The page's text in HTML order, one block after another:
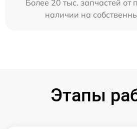
Более 20 тыс. запчастей от
наличии на
Этапы